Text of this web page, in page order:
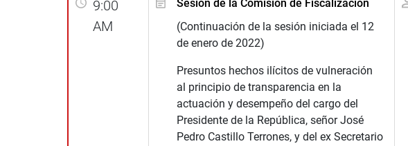
9:00
AM
Sesión de la Comisión de Fiscalización
(Continuación de la sesión iniciada el 12
de enero de 2022)
Presuntos hechos ilícitos de vulneración
al principio de transparencia en la
actuación y desempeño del cargo del
Presidente de la República, señor José
Pedro Castillo Terrones, y del ex Secretario